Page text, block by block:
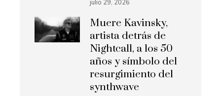
julio 29, 2026
Muere Kavinsky,
artista detrás de
Nightcall, a los 50
años y símbolo del
resurgimiento del
synthwave